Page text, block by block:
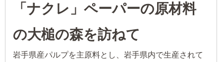
「ナクレ」ペーパーの原材料
の大槌の森を訪ねて
岩手県産パルプを主原料とし、岩手県内で生産されて